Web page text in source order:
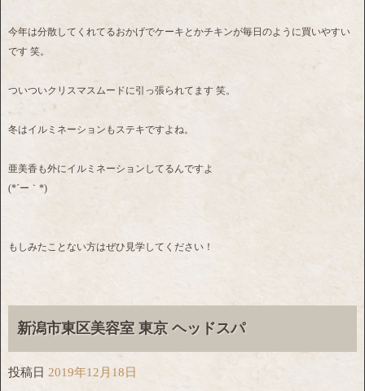
今年は分散してくれてるおかげでケーキとかチキンが毎日のように買いやすい
です 笑。
ついついクリスマスムードに引っ張られてます 笑。
冬はイルミネーションもステキですよね。
亜美香も外にイルミネーションしてるんですよ
(*´ー｀*)
もしみたことない方はぜひ見学してください！
新潟市東区美容室 東京 ヘッドスパ
投稿日 2019年12月18日